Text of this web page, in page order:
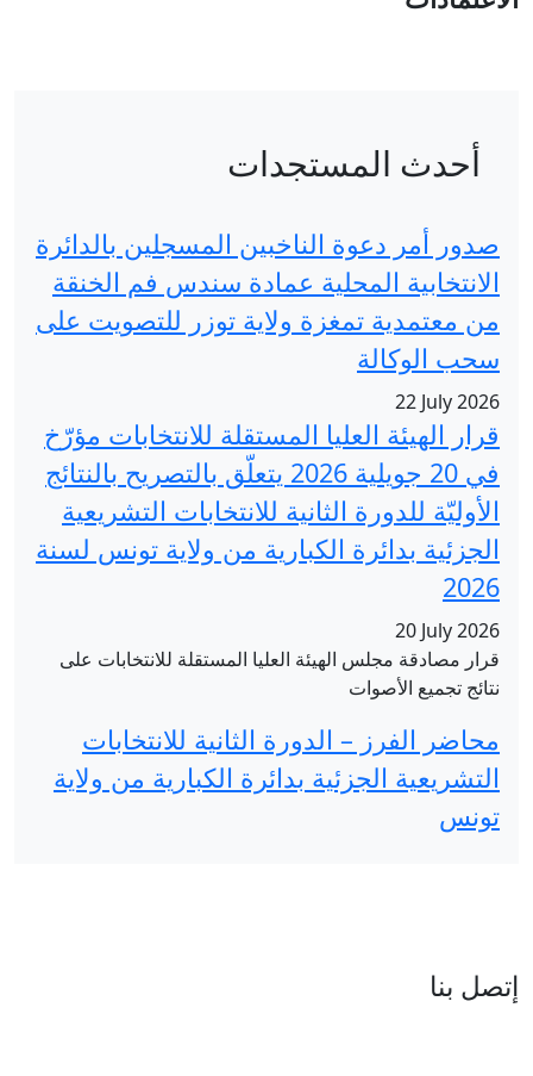
المسجلين بالدائرة
عمادة سندس فم الخنقة
توزر للتصويت على
للانتخابات مؤرّخ
في 20 جويلية 2026 يتعلّق بالتصريح بالنتائج
للانتخابات التشريعية
من ولاية تونس لسنة
المستقلة للانتخابات على
الثانية للانتخابات
الكبارية من ولاية